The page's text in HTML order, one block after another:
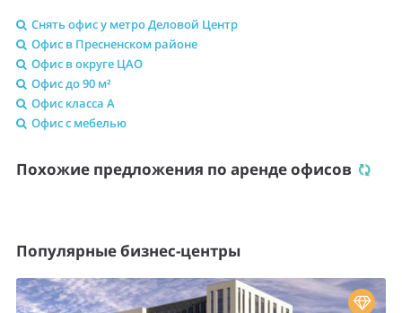
Снять офис у метро Деловой Центр
Офис в Пресненском районе
Офис в округе ЦАО
Офис до 90 м²
Офис класса A
Офис с мебелью
Похожие предложения по аренде офисов
Популярные бизнес-центры